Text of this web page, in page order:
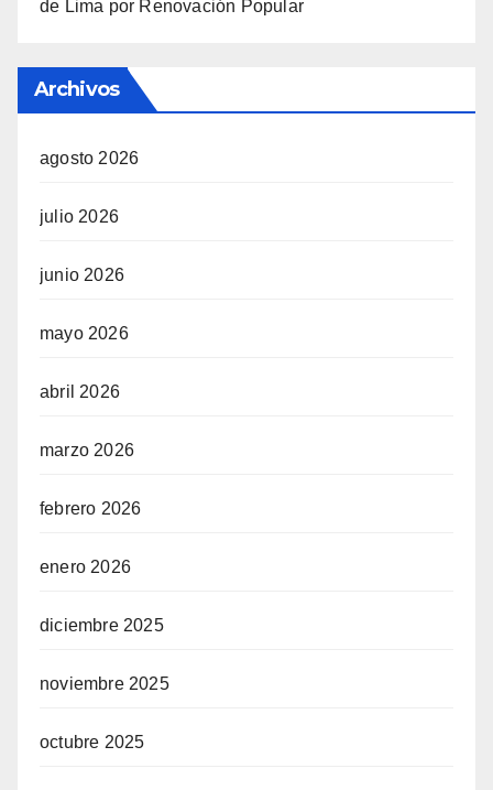
de Lima por Renovación Popular
Archivos
agosto 2026
julio 2026
junio 2026
mayo 2026
abril 2026
marzo 2026
febrero 2026
enero 2026
diciembre 2025
noviembre 2025
octubre 2025